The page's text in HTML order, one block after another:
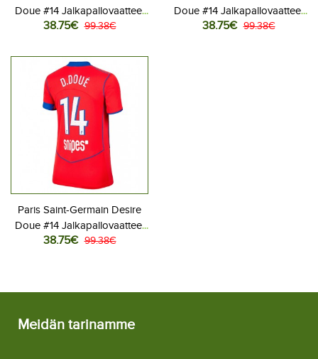
Doue #14 Jalkapallovaatteet
Naisten Kotipaita 2025-26
38.75€ 99.38€
Doue #14 Jalkapallovaatteet
Naisten Vieraspaita 2025-26
38.75€ 99.38€
Paris Saint-Germain Desire
Doue #14 Jalkapallovaatteet
Naisten Kolmaspaita 2025-
38.75€ 99.38€
Meidän tarinamme